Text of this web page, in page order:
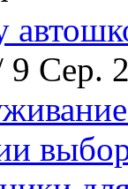
9 Сер.